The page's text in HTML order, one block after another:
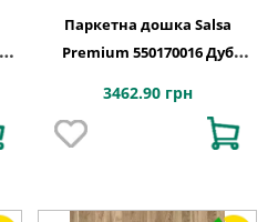
Паркетна дошка Salsa
Premium 550170016 Дуб
3462.90 грн